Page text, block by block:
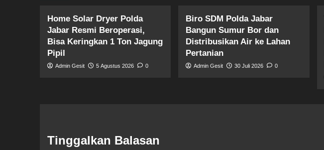
Home Solar Dryer Polda
Jabar Resmi Beroperasi,
Bisa Keringkan 1 Ton Jagung
Pipil
Admin Gesit 5 Agustus 2026 0
Biro SDM Polda Jabar
Bangun Sumur Bor dan
Distribusikan Air ke Lahan
Pertanian
Admin Gesit 30 Juli 2026 0
Tinggalkan Balasan